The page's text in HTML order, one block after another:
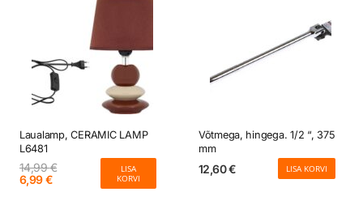
Laualamp, CERAMIC LAMP
L6481
14,99€
Algne
hind
6,99€Current
LISA
KORVI
Võtmega, hingega. 1/2 “, 375
mm
12,60€ LISA KORVI